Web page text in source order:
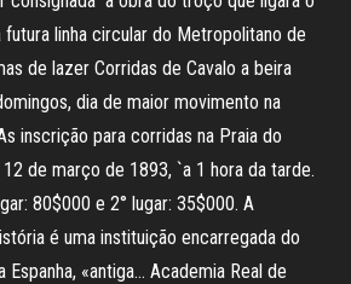
futura linha circular do Metropolitano de
de lazer Corridas de Cavalo a beira
dia de maior movimento na
inscrição para corridas na Praia do
de março de 1893, `a 1 hora da tarde.
80$000 e 2° lugar: 35$000. A
é uma instituição encarregada do
«antiga… Academia Real de